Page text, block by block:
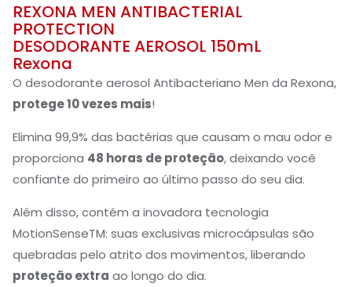
REXONA MEN ANTIBACTERIAL
PROTECTION
DESODORANTE AEROSOL 150mL
Rexona
O desodorante aerosol Antibacteriano Men da Rexona,
protege 10 vezes mais!
Elimina 99,9% das bactérias que causam o mau odor e
proporciona 48 horas de proteção, deixando você
confiante do primeiro ao último passo do seu dia.
Além disso, contém a inovadora tecnologia
MotionSenseTM: suas exclusivas microcápsulas são
quebradas pelo atrito dos movimentos, liberando
proteção extra ao longo do dia.